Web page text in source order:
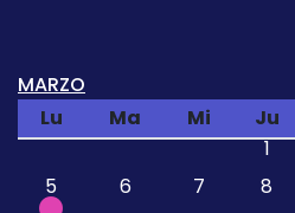
MARZO
Lu
Ma Mi Ju
1
5
6 7 8